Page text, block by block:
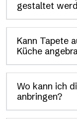
gestaltet
Kann Tapete
Küche
Wo kann ich
anbringen?